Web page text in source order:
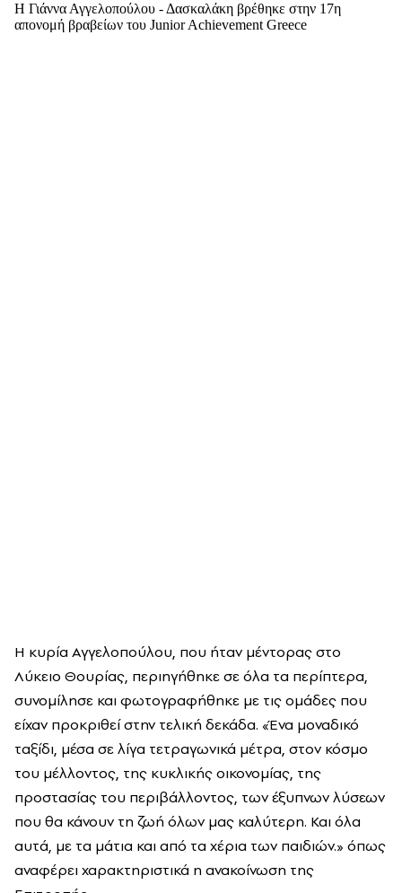
Η Γιάννα Αγγελοπούλου - Δασκαλάκη βρέθηκε στην 17η
απονομή βραβείων του Junior Achievement Greece
Η κυρία Αγγελοπούλου, που ήταν μέντορας στο
Λύκειο Θουρίας, περιηγήθηκε σε όλα τα περίπτερα,
συνομίλησε και φωτογραφήθηκε με τις ομάδες που
είχαν προκριθεί στην τελική δεκάδα. «Ένα μοναδικό
ταξίδι, μέσα σε λίγα τετραγωνικά μέτρα, στον κόσμο
του μέλλοντος, της κυκλικής οικονομίας, της
προστασίας του περιβάλλοντος, των έξυπνων λύσεων
που θα κάνουν τη ζωή όλων μας καλύτερη. Και όλα
αυτά, με τα μάτια και από τα χέρια των παιδιών.» όπως
αναφέρει χαρακτηριστικά η ανακοίνωση της